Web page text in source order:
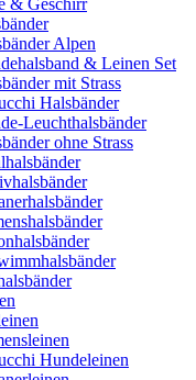
& Geschirr
Alpen
& Leinen Set
mit Strass
Halsbänder
Leuchthalsbänder
ohne Strass
Hundeleinen